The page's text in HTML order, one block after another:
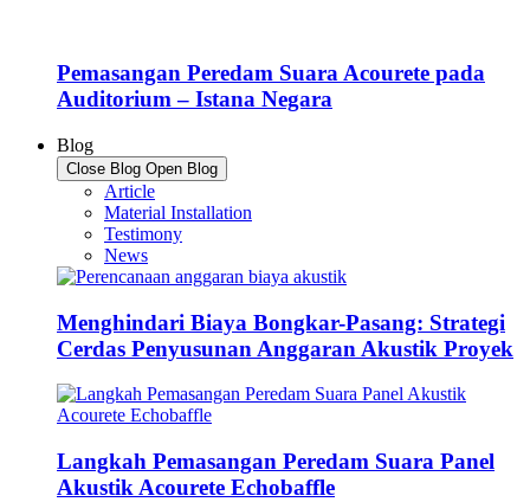
Pemasangan Peredam Suara Acourete pada
Auditorium – Istana Negara
Blog
Close Blog Open Blog
Article
Material Installation
Testimony
News
Menghindari Biaya Bongkar-Pasang: Strategi
Cerdas Penyusunan Anggaran Akustik Proyek
Langkah Pemasangan Peredam Suara Panel
Akustik Acourete Echobaffle